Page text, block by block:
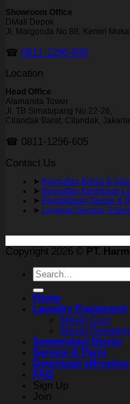
Showroom Office
DMall Depok
Jl. Margonda No.88, Kemiri
☎ 0811-1296-695
Location
Head Office
Alamanda Tower
Jl. TB Simatupang No.22-26,
Cilandak Barat, Cilandak,
☎ 0811-1296-605
Contact Us
➤ Konsultan Bisnis &
➤ Konsultan Kemitraan
➤ Pendaftaran Dealer &
➤ Layanan Service,
Copyright 2026 ©
PT.
Search
for:
Home
Laundry Equipment
Mesin Cuci
Mesin
Segmentasi Bisnis
Service & Parts
Download
FAQ
Sign Up
Join